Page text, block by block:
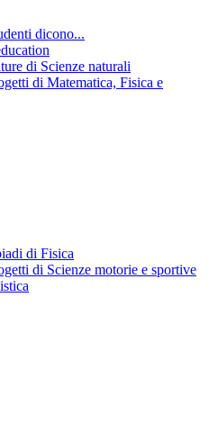
dicono...
di Scienze naturali
di Matematica, Fisica e
di Fisica
di Scienze motorie e sportive